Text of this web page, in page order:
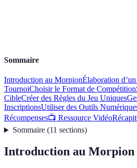
Sommaire
Introduction au MorpionÉlaboration
TournoiChoisir le Format de Compétition
CibleCréer des Règles du Jeu Uniques
InscriptionsUtiliser des Outils
Récompenses📺 Ressource Vidéo
Sommaire(11 sections)
Introduction au Morpion